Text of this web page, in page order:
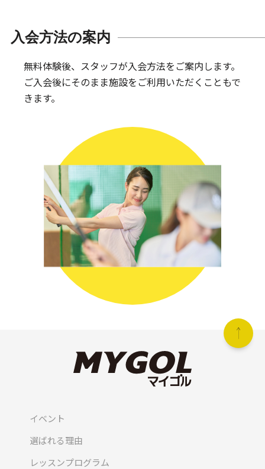
入会方法の案内
無料体験後、スタッフが入会方法をご案内します。
ご入会後にそのまま施設をご利用いただくこともで
きます。
イベント
選ばれる理由
レッスンプログラム